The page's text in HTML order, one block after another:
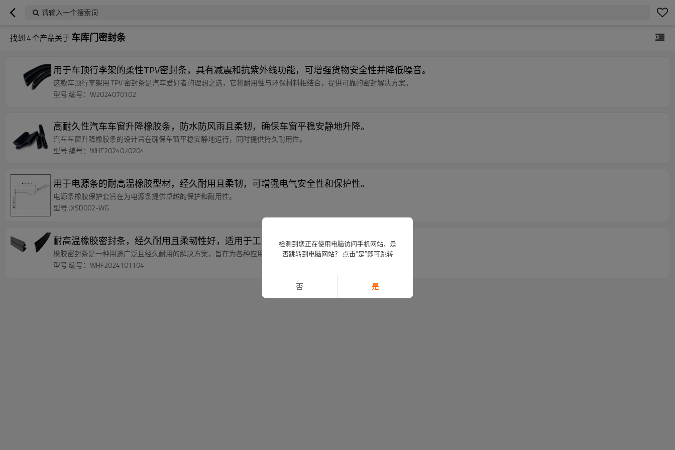
请输入一个搜索词
找到 4个产品关于车库门密封条
用于车顶行李架的柔性TPV密封条，具有减震和抗紫外线功能，可增强货物安全性并降低噪音。
这款车顶行李架用 TPV 密封条是汽车爱好者的理想之选，它将耐用性与环保材料相结合，提供可靠的密封解决方案。
型号:编号：W2024070102
高耐久性汽车车窗升降橡胶条，防水防风雨且柔韧，确保车窗平稳安静地升降。
汽车车窗升降橡胶条的设计旨在确保车窗平稳安静地运行，同时提供持久耐用性。
型号:编号：WHF2024070204
用于电源条的耐高温橡胶型材，经久耐用且柔韧，可增强电气安全性和保护性。
电源条橡胶保护套旨在为电源条提供卓越的保护和耐用性。
型号:JXSD002-WG
耐高温橡胶密封条，经久耐用且柔韧性好，适用于工业和汽车应用
橡胶密封条是一种用途广泛且经久耐用的解决方案，旨在为各种应用提供可靠的密封。
型号:编号：WHF2024101104
检测到您正在使用电脑访问手机网站，是
否跳转到电脑网站？ 点击“是”即可跳转
否 是